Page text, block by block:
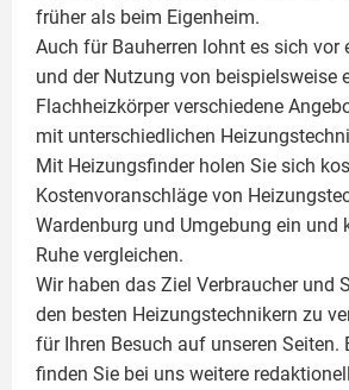
früher als beim Eigenheim.
Auch für Bauherren lohnt es sich vor
und der Nutzung von beispielsweise
Flachheizkörperverschiedene
mit unterschiedlichen
Mit Heizungsfinder holen Sie sich
Kostenvoranschläge von
Wardenburg und Umgebung ein und
Ruhe vergleichen.
Wir haben das Ziel Verbraucher und
den besten Heizungstechnikern zu
für Ihren Besuch auf unseren Seiten.
finden Sie bei uns weitere